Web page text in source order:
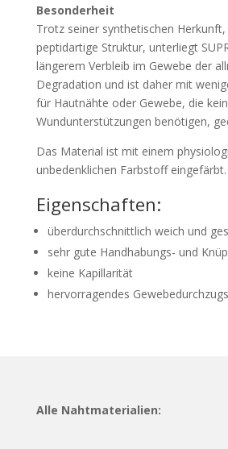
Besonderheit
Trotz seiner synthetischen
peptidartige Struktur, unterliegt
längerem Verbleib im Gewebe der
Degradation und ist daher mit
für Hautnähte oder Gewebe, die
Wundunterstützungen benötigen,
Das Material ist mit einem
unbedenklichen Farbstoff eingefärbt.
Eigenschaften:
überdurchschnittlich weich und
sehr gute Handhabungs- und
keine Kapillarität
hervorragendes
Alle Nahtmaterialien: